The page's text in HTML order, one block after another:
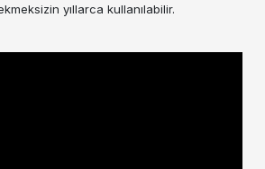
yıllarca kullanılabilir.